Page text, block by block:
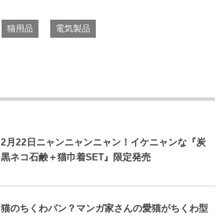
猫用品 電気製品
2月22日ニャンニャンニャン！イケニャンな『炭
黒ネコ石鹸＋猫巾着SET』限定発売
猫のちくわパン？マンガ家さんの愛猫がちくわ型